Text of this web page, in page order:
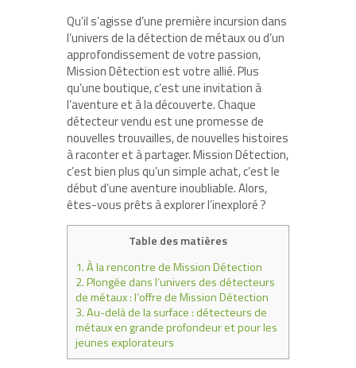
Qu’il s’agisse d’une première incursion dans
l’univers de la détection de métaux ou d’un
approfondissement de votre passion,
Mission Détection est votre allié. Plus
qu’une boutique, c’est une invitation à
l’aventure et à la découverte. Chaque
détecteur vendu est une promesse de
nouvelles trouvailles, de nouvelles histoires
à raconter et à partager. Mission Détection,
c’est bien plus qu’un simple achat, c’est le
début d’une aventure inoubliable. Alors,
êtes-vous prêts à explorer l’inexploré ?
Table des matières
1.À la rencontre de Mission Détection
2.Plongée dans l’univers des détecteurs
de métaux : l’offre de Mission Détection
3.Au-delà de la surface : détecteurs de
métaux en grande profondeur et pour les
jeunes explorateurs